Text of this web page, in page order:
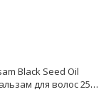
Black Seed Oil
для волос 250